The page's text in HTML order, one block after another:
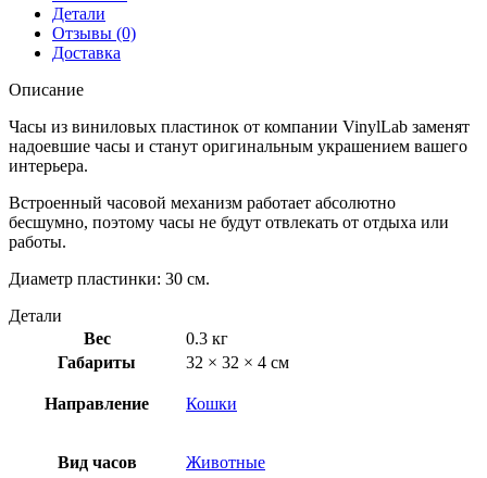
Детали
Отзывы (0)
Доставка
Описание
Часы из виниловых пластинок от компании VinylLab заменят
надоевшие часы и станут оригинальным украшением вашего
интерьера.
Встроенный часовой механизм работает абсолютно
бесшумно, поэтому часы не будут отвлекать от отдыха или
работы.
Диаметр пластинки: 30 см.
Детали
Вес
0.3 кг
Габариты
32 × 32 × 4 см
Направление Кошки
Вид часов Животные